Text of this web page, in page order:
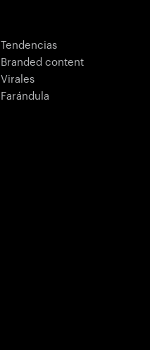
Tendencias
Branded content
Virales
Farándula